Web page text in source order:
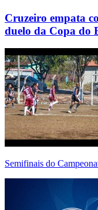
Cruzeiro empata
duelo da Copa do
Semifinais do